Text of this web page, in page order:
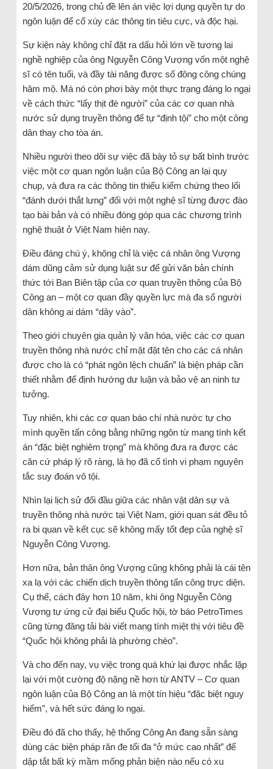
20/5/2026, trong chủ đề lên án việc lợi dụng quyền tự do
ngôn luận để cổ xúy các thông tin tiêu cực, và độc hại.
Sự kiện này không chỉ đặt ra dấu hỏi lớn về tương lai
nghề nghiệp của ông Nguyễn Công Vượng vốn một nghệ
sĩ có tên tuổi, và đầy tài năng được số đông công chúng
hâm mộ. Mà nó còn phơi bày một thực trạng đáng lo ngại
về cách thức “lấy thịt đè người” của các cơ quan nhà
nước sử dụng truyền thông để tự “định tội” cho một công
dân thay cho tòa án.
Nhiều người theo dõi sự việc đã bày tỏ sự bất bình trước
việc một cơ quan ngôn luận của Bộ Công an lại quy
chụp, và đưa ra các thông tin thiếu kiểm chứng theo lối
“đánh dưới thắt lưng” đối với một nghệ sĩ từng được đào
tạo bài bản và có nhiều đóng góp qua các chương trình
nghệ thuật ở Việt Nam hiện nay.
Điều đáng chú ý, không chỉ là việc cá nhân ông Vượng
dám dũng cảm sử dụng luật sư để gửi văn bản chính
thức tới Ban Biên tập của cơ quan truyền thông của Bộ
Công an – một cơ quan đầy quyền lực mà đa số người
dân không ai dám “dây vào”.
Theo giới chuyên gia quản lý văn hóa, việc các cơ quan
truyền thông nhà nước chỉ mặt đặt tên cho các cá nhân
được cho là có “phát ngôn lệch chuẩn” là biện pháp cần
thiết nhằm để định hướng dư luận và bảo vệ an ninh tư
tưởng.
Tuy nhiên, khi các cơ quan báo chí nhà nước tự cho
mình quyền tấn công bằng những ngôn từ mang tính kết
án “đặc biệt nghiêm trọng” mà không đưa ra được các
căn cứ pháp lý rõ ràng, là họ đã cố tình vi phạm nguyên
tắc suy đoán vô tội.
Nhìn lại lịch sử đối đầu giữa các nhân vật dân sự và
truyền thông nhà nước tại Việt Nam, giới quan sát đều tỏ
ra bi quan về kết cục sẽ không mấy tốt đẹp của nghệ sĩ
Nguyễn Công Vượng.
Hơn nữa, bản thân ông Vượng cũng không phải là cái tên
xa lạ với các chiến dịch truyền thông tấn công trực diện.
Cụ thể, cách đây hơn 10 năm, khi ông Nguyễn Công
Vượng tự ứng cử đại biểu Quốc hội, tờ báo PetroTimes
cũng từng đăng tải bài viết mang tính miệt thị với tiêu đề
“Quốc hội không phải là phường chèo”.
Và cho đến nay, vụ việc trong quá khứ lại được nhắc lặp
lại với một cường độ nặng nề hơn từ ANTV – Cơ quan
ngôn luận của Bộ Công an là một tín hiệu “đặc biệt nguy
hiểm”, và hết sức đáng lo ngại.
Điều đó đã cho thấy, hệ thống Công An đang sẵn sàng
dùng các biện pháp răn đe tối đa “ở mức cao nhất” để
dập tắt bất kỳ mầm mống phản biện nào nếu có xu